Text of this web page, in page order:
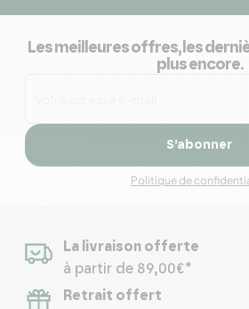
Les meilleures offres, les
plus encore.
S’abonner
Politique de
La livraison offerte
à partir de 89,00€*
Retrait offert